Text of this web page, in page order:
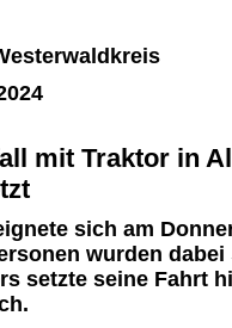
mit Traktor in
sich am
wurden
setzte seine Fahrt